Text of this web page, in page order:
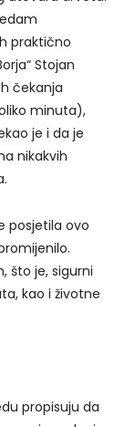
praktično
Stojan
čekanja
minuta),
je i da je
nikakvih
posjetila ovo
što je, sigurni
kao i životne
propisuju da